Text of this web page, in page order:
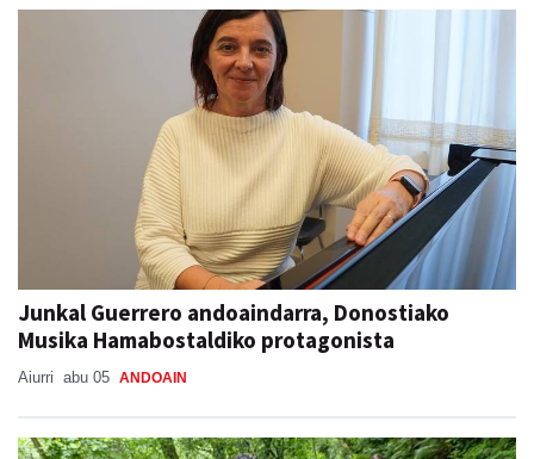
Junkal Guerrero andoaindarra, Donostiako
Musika Hamabostaldiko protagonista
Aiurri abu 05 ANDOAIN